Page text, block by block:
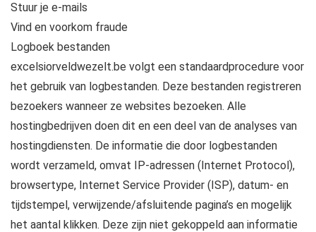
Stuur je e-mails
Vind en voorkom fraude
Logboek bestanden
excelsiorveldwezelt.be volgt een standaardprocedure voor
het gebruik van logbestanden. Deze bestanden registreren
bezoekers wanneer ze websites bezoeken. Alle
hostingbedrijven doen dit en een deel van de analyses van
hostingdiensten. De informatie die door logbestanden
wordt verzameld, omvat IP-adressen (Internet Protocol),
browsertype, Internet Service Provider (ISP), datum- en
tijdstempel, verwijzende/afsluitende pagina’s en mogelijk
het aantal klikken. Deze zijn niet gekoppeld aan informatie